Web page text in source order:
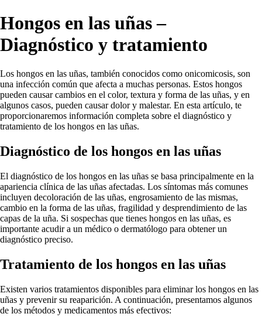
Hongos en las uñas –
Diagnóstico y tratamiento
Los hongos en las uñas, también conocidos como onicomicosis, son
una infección común que afecta a muchas personas. Estos hongos
pueden causar cambios en el color, textura y forma de las uñas, y en
algunos casos, pueden causar dolor y malestar. En esta artículo, te
proporcionaremos información completa sobre el diagnóstico y
tratamiento de los hongos en las uñas.
Diagnóstico de los hongos en las uñas
El diagnóstico de los hongos en las uñas se basa principalmente en la
apariencia clínica de las uñas afectadas. Los síntomas más comunes
incluyen decoloración de las uñas, engrosamiento de las mismas,
cambio en la forma de las uñas, fragilidad y desprendimiento de las
capas de la uña. Si sospechas que tienes hongos en las uñas, es
importante acudir a un médico o dermatólogo para obtener un
diagnóstico preciso.
Tratamiento de los hongos en las uñas
Existen varios tratamientos disponibles para eliminar los hongos en las
uñas y prevenir su reaparición. A continuación, presentamos algunos
de los métodos y medicamentos más efectivos: